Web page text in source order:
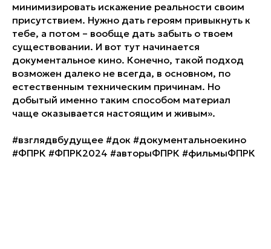
минимизировать искажение реальности своим
присутствием. Нужно дать героям привыкнуть к
тебе, а потом – вообще дать забыть о твоем
существовании. И вот тут начинается
документальное кино. Конечно, такой подход
возможен далеко не всегда, в основном, по
естественным техническим причинам. Но
добытый именно таким способом материал
чаще оказывается настоящим и живым».
#взглядвбудущее #док #документальноекино
#ФПРК #ФПРК2024 #авторыФПРК #фильмыФПРК